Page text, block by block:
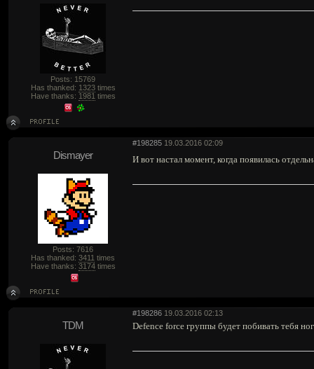
Posts: 15769
Has thanked: 1323times
Have thanks: 1981 times
#198285 19.03.2016 02:09
Dismayer
Posts: 7616
Has thanked: 3411 times
Have thanks: 3174times
И вот настал момент, когда появилась
#198286 19.03.2016 02:13
TDM Defence force группы будет побивать тебя